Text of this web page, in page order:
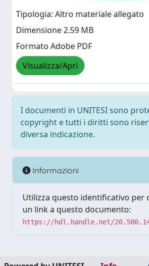
Tipologia: Altro materiale allegato
Dimensione 2.59 MB
Formato Adobe PDF
Visualizza/Apri
I documenti in UNITESI sono
copyright e tutti i diritti sono
diversa indicazione.
Informazioni
Utilizza questo identificativo per
un link a questo documento:
https://hdl.handle.net/